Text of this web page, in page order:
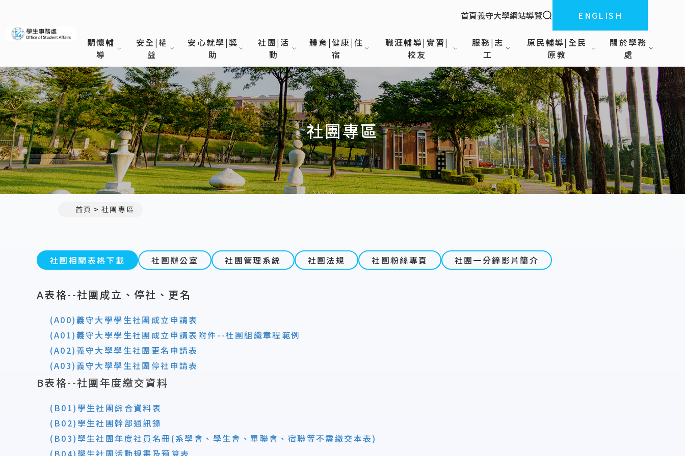
:::
首頁義守大學網站導覽 全站搜索ENGLISH
關懷輔
導
安全|權
益
安心就學|獎
助
社團|活
動
體育|健康|住
宿
職涯輔導|實習|
校友
服務|志
工
原民輔導|全民
原教
關於學務
處
社團專區
首頁 社團專區
社團相關表格下載 社團辦公室 社團管理系統 社團法規 社團粉絲專頁 社團一分鐘影片簡介
A表格--社團成立、停社、更名
(A00)義守大學學生社團 成立申請表
(A01)義守大學學生社團成立申請表附件--社團組織章程範例
(A02)義守大學學生社團更名申請表
(A03)義守大學學生社團停社申請表
B表格--社團年度繳交資料
( B01)學生社團綜合資料表
(B02)學生社團幹部通訊錄
( B03)學生社團年度社員名冊(系學會、學生會、畢聯會、宿聯等不需繳交本表)
(B04)學生社團活動規畫及預算表